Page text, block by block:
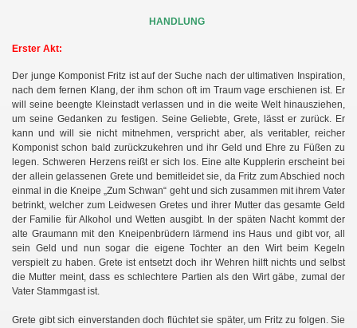
HANDLUNG
Erster Akt:
Der junge Komponist Fritz ist auf der Suche nach der ultimativen Inspiration,
nach dem fernen Klang, der ihm schon oft im Traum vage erschienen ist. Er
will seine beengte Kleinstadt verlassen und in die weite Welt hinausziehen,
um seine Gedanken zu festigen. Seine Geliebte, Grete, lässt er zurück. Er
kann und will sie nicht mitnehmen, verspricht aber, als veritabler, reicher
Komponist schon bald zurückzukehren und ihr Geld und Ehre zu Füßen zu
legen. Schweren Herzens reißt er sich los. Eine alte Kupplerin erscheint bei
der allein gelassenen Grete und bemitleidet sie, da Fritz zum Abschied noch
einmal in die Kneipe „Zum Schwan“ geht und sich zusammen mit ihrem Vater
betrinkt, welcher zum Leidwesen Gretes und ihrer Mutter das gesamte Geld
der Familie für Alkohol und Wetten ausgibt. In der späten Nacht kommt der
alte Graumann mit den Kneipenbrüdern lärmend ins Haus und gibt vor, all
sein Geld und nun sogar die eigene Tochter an den Wirt beim Kegeln
verspielt zu haben. Grete ist entsetzt doch ihr Wehren hilft nichts und selbst
die Mutter meint, dass es schlechtere Partien als den Wirt gäbe, zumal der
Vater Stammgast ist.
Grete gibt sich einverstanden doch flüchtet sie später, um Fritz zu folgen. Sie